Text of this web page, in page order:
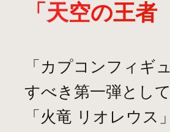
「 天空の王者
「カプコンフィギ
すべき第一弾とし
「火竜 リオレウ